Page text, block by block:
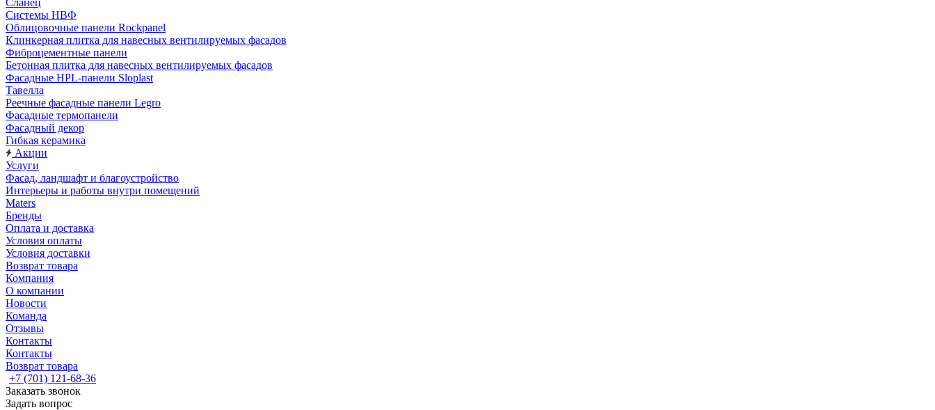
Сланец
Системы НВФ
Облицовочные панели Rockpanel
Клинкерная плитка для навесных вентилируемых фасадов
Фиброцементные панели
Бетонная плитка для навесных вентилируемых фасадов
Фасадные HPL-панели Sloplast
Тавелла
Реечные фасадные панели Legro
Фасадные термопанели
Фасадный декор
Гибкая керамика
Акции
Услуги
Фасад, ландшафт и благоустройство
Интерьеры и работы внутри помещений
Maters
Бренды
Оплата и доставка
Условия оплаты
Условия доставки
Возврат товара
Компания
О компании
Новости
Команда
Отзывы
Контакты
Контакты
Возврат товара
+7 (701) 121-68-36
Заказать звонок
Задать вопрос